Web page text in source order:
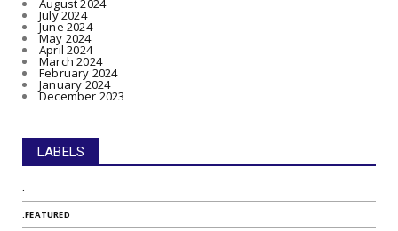
August 2024
July 2024
June 2024
May 2024
April 2024
March 2024
February 2024
January 2024
December 2023
LABELS
.
.FEATURED